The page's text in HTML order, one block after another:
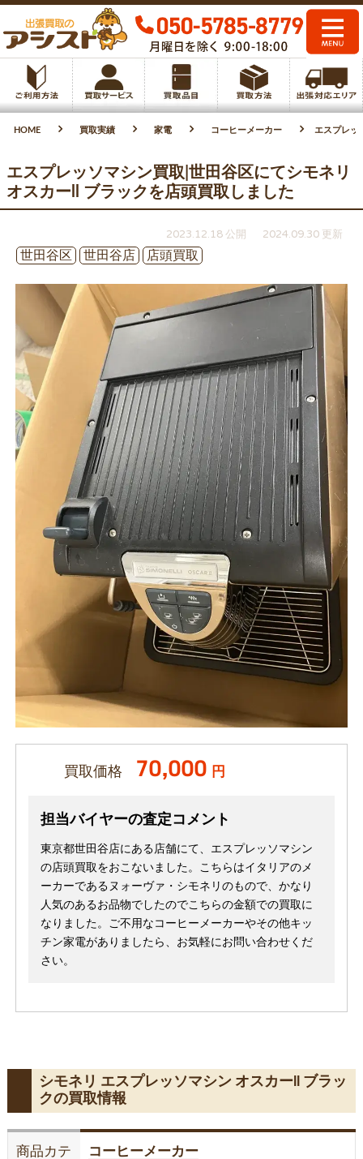
HOME 買取実績 家電 コーヒーメーカー エスプレッ
エスプレッソマシン買取|世田谷区にてシモネリ
オスカーll ブラックを店頭買取しました
2023.12.18 公開
2024.09.30 更新
世田谷区
世田谷店 店頭買取
買取価格 70,000 円
担当バイヤーの査定コメント
東京都世田谷店にある店舗にて、エスプレッソマシン
の店頭買取をおこないました。こちらはイタリアのメ
ーカーであるヌォーヴァ・シモネリのもので、かなり
人気のあるお品物でしたのでこちらの金額での買取に
なりました。ご不用なコーヒーメーカーやその他キッ
チン家電がありましたら、お気軽にお問い合わせくだ
さい。
シモネリ エスプレッソマシン オスカーll ブラッ
クの買取情報
商品カテ
コーヒーメーカー